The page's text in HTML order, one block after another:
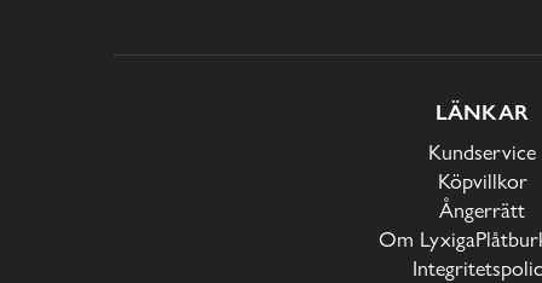
LÄNKAR
Kundservice
Köpvillkor
Ångerrätt
Om